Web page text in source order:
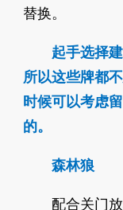
替换。
起手选择
所以这些牌都
时候可以考虑
的。
森林狼
配合关门放